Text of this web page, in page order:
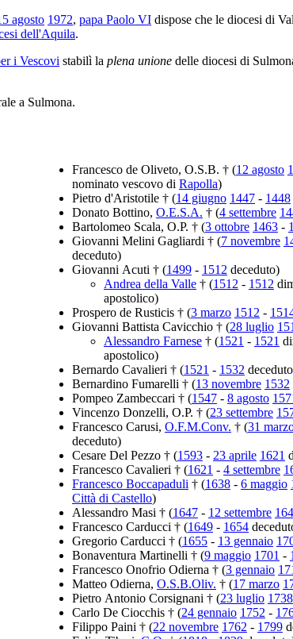
agosto 1972, papa Paolo VI dispose che le diocesi di
dell'Aquila.
i Vescovi stabilì la plena unione delle diocesi di
a Sulmona.
Francesco de Oliveto, O.S.B. † (12 agosto
nominato vescovo di Rapolla)
Pietro d'Aristotile † (14 giugno 1447- 1448
Donato Bottino, O.E.S.A. † (4 settembre
Bartolomeo Scala, O.P. † (3 ottobre 1463-
Giovanni Melini Gagliardi † (7 novembre
deceduto)
Giovanni Acuti † (1499- 1512 deceduto)
Andrea della Valle† (1512 - 1512
apostolico)
Prospero de Rusticis † (3 marzo 1512 -
Giovanni Battista Cavicchio † (28 luglio
Alessandro Farnese† (1521 - 1521
apostolico)
Bernardo Cavalieri † (1521 - 1532
Bernardino Fumarelli † (13 novembre 1532
Pompeo Zambeccari † (1547- 8 agosto
Vincenzo Donzelli, O.P. † (23 settembre
Francesco Carusi, O.F.M.Conv. † (31
deceduto)
Cesare Del Pezzo † (1593- 23 aprile 1621
Francesco Cavalieri † (1621 - 4 settembre
Francesco Boccapaduli † (1638- 6 maggio
Città di Castello)
Alessandro Masi † (1647- 12 settembre
Francesco Carducci † (1649- 1654
Gregorio Carducci † (1655- 13 gennaio
Bonaventura Martinelli † (9 maggio 1701 -
Francesco Onofrio Odierna † (3 gennaio
Matteo Odierna, O.S.B.Oliv. † (17 marzo
Pietro Antonio Corsignani † (23 luglio 1738
Carlo De Ciocchis † (24 gennaio 1752 -
Filippo Paini † (22 novembre 1762 - 1799